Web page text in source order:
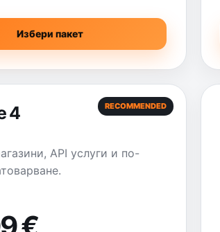
Избери пакет
RECOMMENDED
4
API услуги и по-